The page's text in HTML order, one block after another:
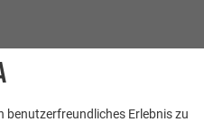
benutzerfreundliches Erlebnis zu